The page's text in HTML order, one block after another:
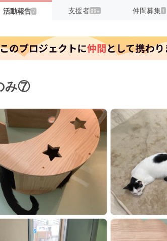
活動報告7 支援者99+ 仲間募集 1
み⑦